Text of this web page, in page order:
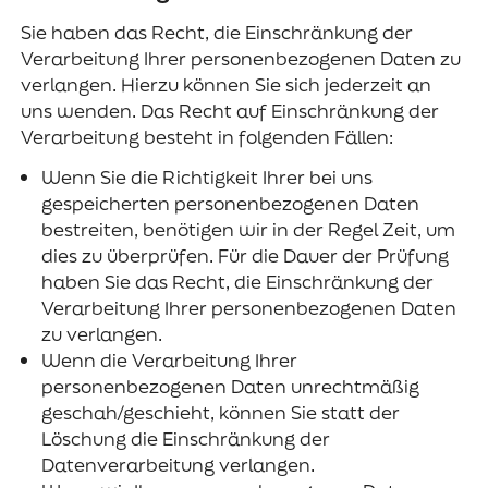
Sie haben das Recht, die Einschränkung der
Verarbeitung Ihrer personenbezogenen Daten zu
verlangen. Hierzu können Sie sich jederzeit an
uns wenden. Das Recht auf Einschränkung der
Verarbeitung besteht in folgenden Fällen:
Wenn Sie die Richtigkeit Ihrer bei uns
gespeicherten personenbezogenen Daten
bestreiten, benötigen wir in der Regel Zeit, um
dies zu überprüfen. Für die Dauer der Prüfung
haben Sie das Recht, die Einschränkung der
Verarbeitung Ihrer personenbezogenen Daten
zu verlangen.
Wenn die Verarbeitung Ihrer
personenbezogenen Daten unrechtmäßig
geschah/geschieht, können Sie statt der
Löschung die Einschränkung der
Datenverarbeitung verlangen.